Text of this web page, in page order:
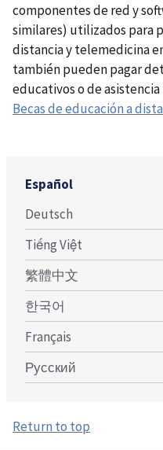
Español
Deutsch
Tiếng Việt
繁體中文
한국어
Français
Русский
componentes de red y
similares) utilizados para
distancia y telemedicina
también pueden pagar
educativos o de
Becas de educación a
Return to top